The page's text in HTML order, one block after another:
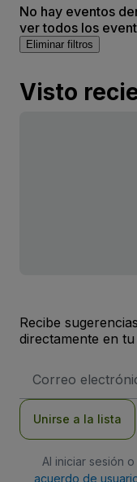
No hay eventos
ver todos los
Eliminar filtros
Visto
Recibe
directamente en
de
Unirse a la lista
Al iniciar sesión
acuerdo de